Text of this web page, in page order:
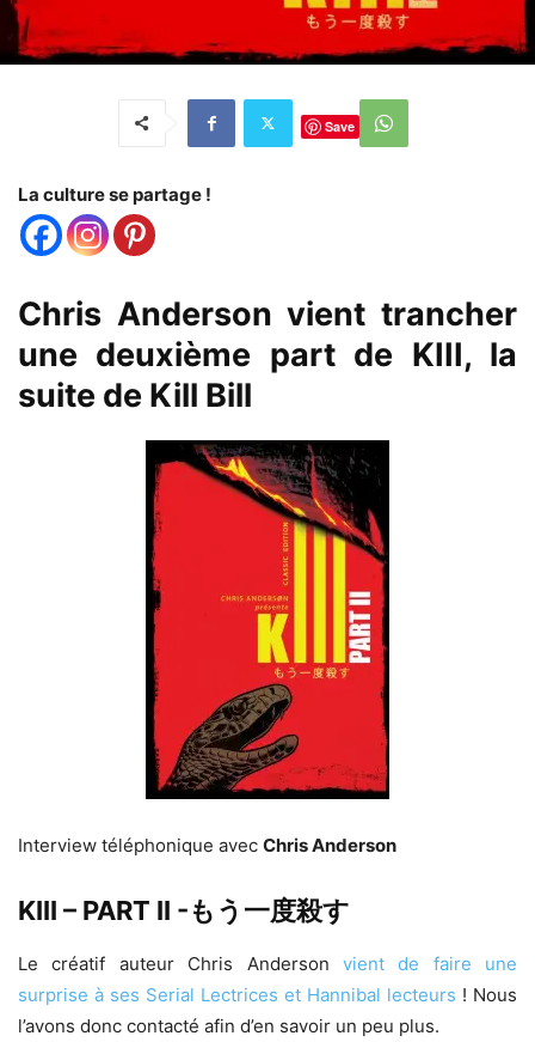
Save
La culture se partage !
Chris Anderson vient trancher
une deuxième part de KIII, la
suite de Kill Bill
Interview téléphonique avec Chris Anderson
KIII – PART II -もう一度殺す
Le créatif auteur Chris Anderson vient de faire une
surprise à ses Serial Lectrices et Hannibal lecteurs ! Nous
l’avons donc contacté afin d’en savoir un peu plus.